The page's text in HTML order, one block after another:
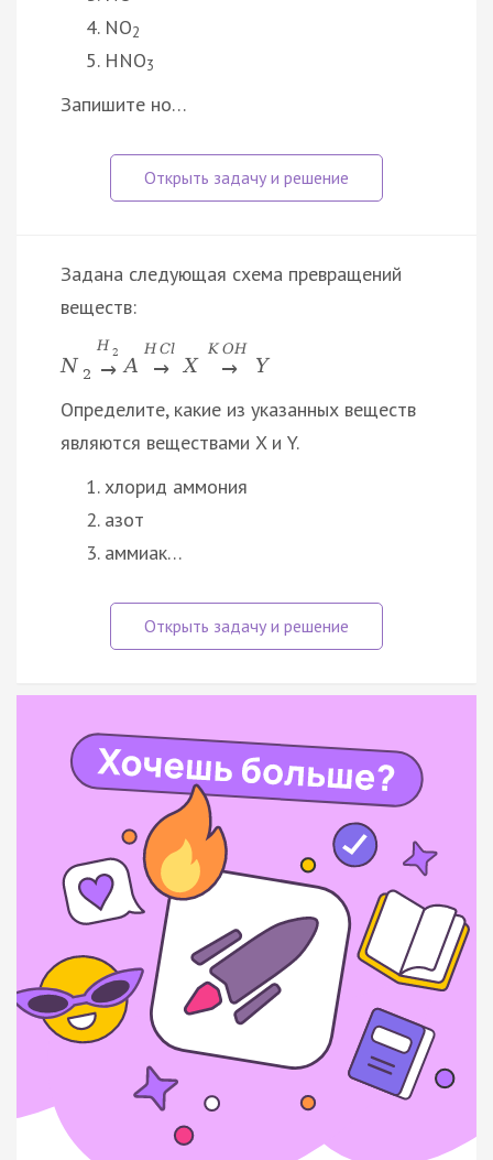
NO2
HNO3
Запишите но…
Задана следующая схема превращений
веществ:
N 2
H 2
→ A
HCl
→ X
KOH
→ Y
Определите, какие из указанных веществ
являются веществами X и Y.
хлорид аммония
азот
аммиак…